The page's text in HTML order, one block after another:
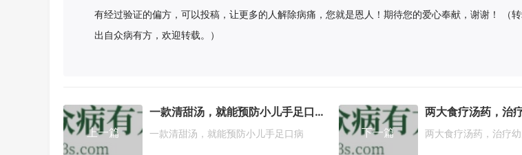
有经过验证的偏方，可以投稿，让更多的人解除病痛，您就是恩人！期待您的爱心奉献，谢谢！ （
出自众病有方，欢迎转载。）
上一篇
一款清甜汤，就能预防小儿手足口病
一款清甜汤，就能预防小儿手足口病 下一篇
两大食疗汤药，治
两大食疗汤药，治疗